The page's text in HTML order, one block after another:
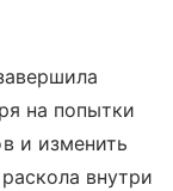
на попытки
и изменить
внутри